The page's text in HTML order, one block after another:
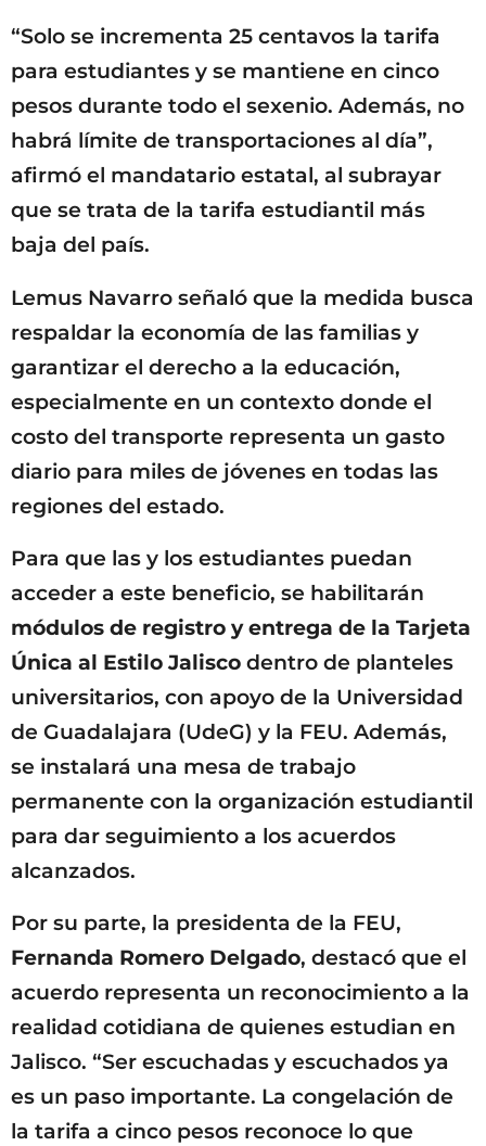
“Solo se incrementa 25 centavos la tarifa
para estudiantes y se mantiene en cinco
pesos durante todo el sexenio. Además, no
habrá límite de transportaciones al día”,
afirmó el mandatario estatal, al subrayar
que se trata de la tarifa estudiantil más
baja del país.
Lemus Navarro señaló que la medida busca
respaldar la economía de las familias y
garantizar el derecho a la educación,
especialmente en un contexto donde el
costo del transporte representa un gasto
diario para miles de jóvenes en todas las
regiones del estado.
Para que las y los estudiantes puedan
acceder a este beneficio, se habilitarán
módulos de registro y entrega de la Tarjeta
Única al Estilo Jalisco dentro de planteles
universitarios, con apoyo de la Universidad
de Guadalajara (UdeG) y la FEU. Además,
se instalará una mesa de trabajo
permanente con la organización estudiantil
para dar seguimiento a los acuerdos
alcanzados.
Por su parte, la presidenta de la FEU,
Fernanda Romero Delgado, destacó que el
acuerdo representa un reconocimiento a la
realidad cotidiana de quienes estudian en
Jalisco. “Ser escuchadas y escuchados ya
es un paso importante. La congelación de
la tarifa a cinco pesos reconoce lo que